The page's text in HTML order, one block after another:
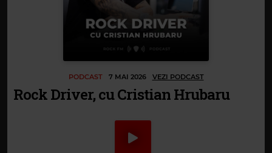
PODCAST 7 MAI 2026 VEZI PODCAST
Rock Driver, cu Cristian Hrubaru